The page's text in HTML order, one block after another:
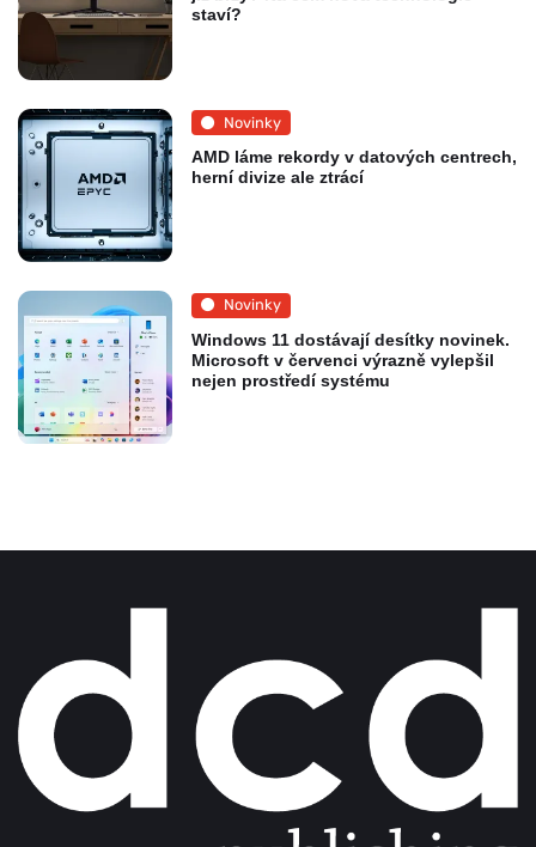
staví?
Novinky
AMD láme rekordy v datových centrech,
herní divize ale ztrácí
Novinky
Windows 11 dostávají desítky novinek.
Microsoft v červenci výrazně vylepšil
nejen prostředí systému